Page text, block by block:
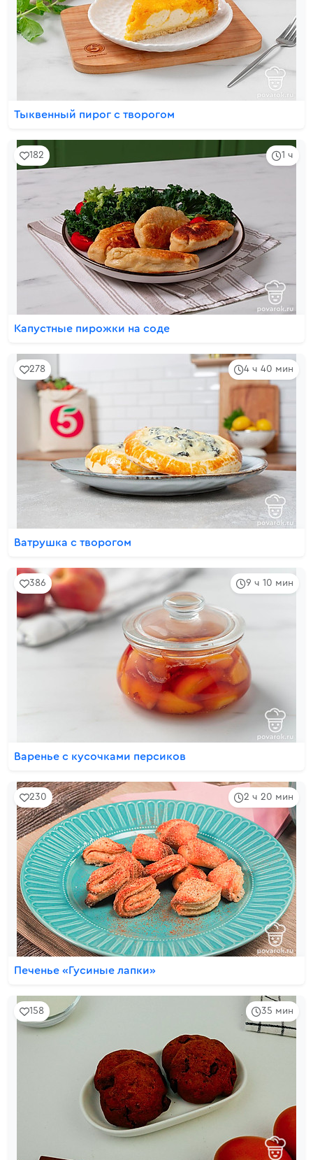
Тыквенный пирог с творогом
1 ч
182
Капустные пирожки на соде
4 ч 40 мин
278
Ватрушка с творогом
9 ч 10 мин
386
Варенье с кусочками персиков
2 ч 20 мин
230
Печенье «Гусиные лапки»
35 мин
158